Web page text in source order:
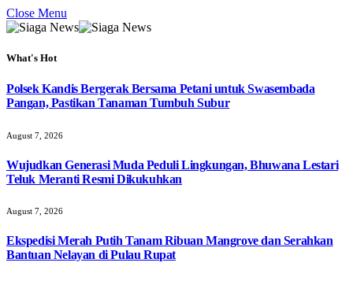
Close Menu
What's Hot
Polsek Kandis Bergerak Bersama Petani untuk Swasembada
Pangan, Pastikan Tanaman Tumbuh Subur
August 7, 2026
Wujudkan Generasi Muda Peduli Lingkungan, Bhuwana Lestari
Teluk Meranti Resmi Dikukuhkan
August 7, 2026
Ekspedisi Merah Putih Tanam Ribuan Mangrove dan Serahkan
Bantuan Nelayan di Pulau Rupat